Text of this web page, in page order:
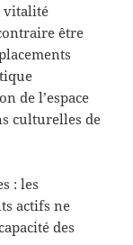
vitalité
être
de l’espace
culturelles de
: les
actifs ne
des